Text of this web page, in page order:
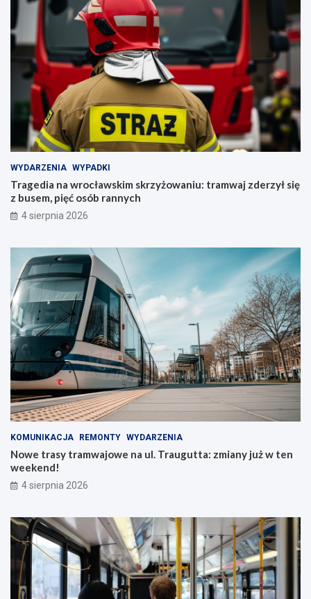
WYDARZENIA WYPADKI
Tragedia na wrocławskim skrzyżowaniu: tramwaj zderzył się
z busem, pięć osób rannych
4 sierpnia 2026
KOMUNIKACJA REMONTY WYDARZENIA
Nowe trasy tramwajowe na ul. Traugutta: zmiany już w ten
weekend!
4 sierpnia 2026